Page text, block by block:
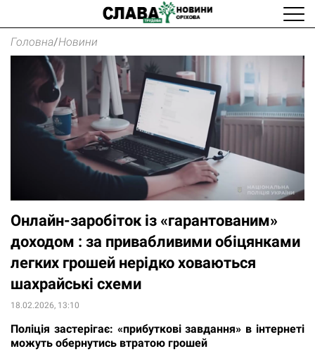
Головна/Новини
Онлайн-заробіток із «гарантованим»
доходом : за привабливими обіцянками
легких грошей нерідко ховаються
шахрайські схеми
18.02.2026, 13:10
Поліція застерігає: «прибуткові завдання» в інтернеті
можуть обернутись втратою грошей